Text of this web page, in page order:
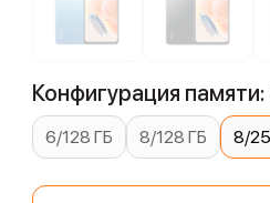
Конфигурация
6/128 ГБ 8/128 ГБ 8/